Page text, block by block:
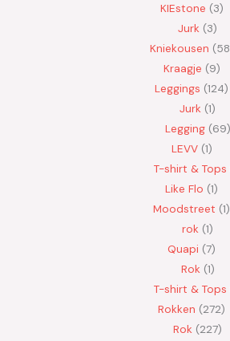
KIEstone 3
Jurk 3
Kniekousen 58
Kraagje 9
Leggings 124
Jurk 1
Legging 69
LEVV 1
T-shirt & Tops
Like Flo 1
Moodstreet 1
rok 1
Quapi 7
Rok 1
T-shirt & Tops
Rokken 272
Rok 227